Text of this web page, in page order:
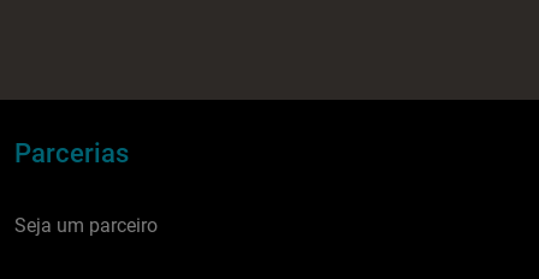
Parcerias
Seja um parceiro